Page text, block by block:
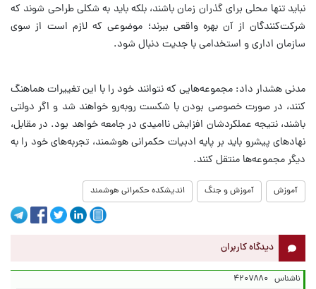
نباید تنها محلی برای گذران زمان باشند، بلکه باید به شکلی طراحی شوند که
شرکت‌کنندگان از آن بهره واقعی ببرند؛ موضوعی که لازم است از سوی
سازمان اداری و استخدامی با جدیت دنبال شود.
مدنی هشدار داد: مجموعه‌هایی که نتوانند خود را با این تغییرات هماهنگ
کنند، در صورت خصوصی بودن با شکست روبه‌رو خواهند شد و اگر دولتی
باشند، نتیجه عملکردشان افزایش ناامیدی در جامعه خواهد بود. در مقابل،
نهادهای پیشرو باید بر پایه ادبیات حکمرانی هوشمند، تجربه‌های خود را به
دیگر مجموعه‌ها منتقل کنند.
آموزش آموزش و جنگ اندیشکده حکمرانی هوشمند
دیدگاه کاربران
ناشناس ۴۲۰۷۸۸۰